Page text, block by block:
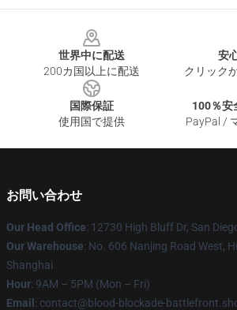
世界中に配送
200カ国以上に配送
安
クリック
国際保証
使用国で提供
100％安
PayPal /
お問い合わせ
Our Head Office: 12730 High Bluff Dr, San
Our Warehouse: No. 606 Nanjing Road West,
Shanghai
Hour: 9AM – 5PM (Mon – Fri)
Email : contact@blood-blockade-